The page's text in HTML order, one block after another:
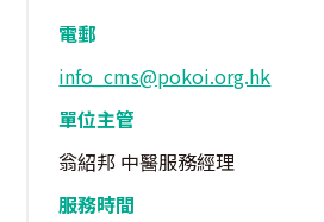
電郵
info_cms@pokoi.org.hk
單位主管
翁紹邦 中醫服務經理
服務時間